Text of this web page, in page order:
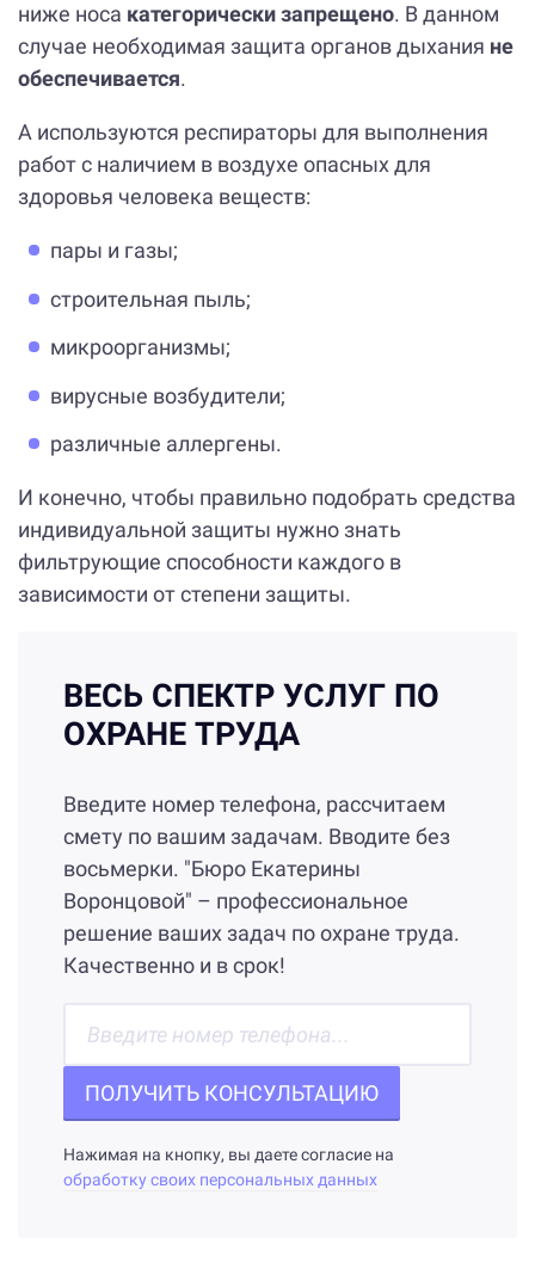
ниже носа категорически запрещено. В данном
случае необходимая защита органов дыхания не
обеспечивается.
А используются респираторы для выполнения
работ с наличием в воздухе опасных для
здоровья человека веществ:
пары и газы;
строительная пыль;
микроорганизмы;
вирусные возбудители;
различные аллергены.
И конечно, чтобы правильно подобрать средства
индивидуальной защиты нужно знать
фильтрующие способности каждого в
зависимости от степени защиты.
ВЕСЬ СПЕКТР УСЛУГ ПО
ОХРАНЕ ТРУДА
Введите номер телефона, рассчитаем
смету по вашим задачам. Вводите без
восьмерки. "Бюро Екатерины
Воронцовой" – профессиональное
решение ваших задач по охране труда.
Качественно и в срок!
ПОЛУЧИТЬ КОНСУЛЬТАЦИЮ
Нажимая на кнопку, вы даете согласие на
обработку своих персональных данных